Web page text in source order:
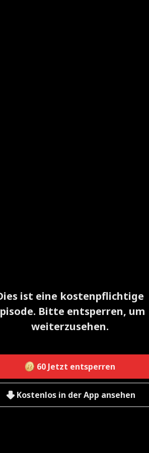
ist eine kostenpflichtige
Bitte entsperren, um
weiterzusehen.
60 Jetzt entsperren
Kostenlos in der App ansehen